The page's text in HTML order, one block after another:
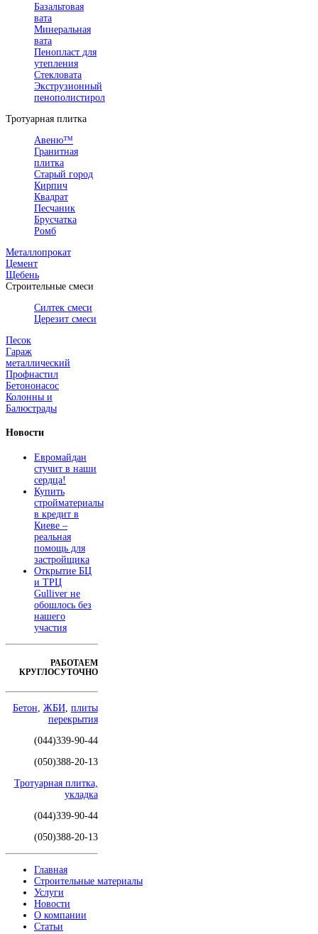
Базальтовая
вата
Минеральная
вата
Пенопласт для
утепления
Стекловата
Экструзионный
пенополистирол
Тротуарная плитка
Авеню™
Гранитная
плитка
Старый город
Кирпич
Квадрат
Песчаник
Брусчатка
Ромб
Металлопрокат
Цемент
Щебень
Строительные смеси
Силтек смеси
Церезит смеси
Песок
Гараж
металлический
Профнастил
Бетононасос
Колонны и
Балюстрады
Новости
Евромайдан
стучит в наши
сердца!
Купить
стройматериалы
в кредит в
Киеве –
реальная
помощь для
застройщика
Открытие БЦ
и ТРЦ
Gulliver не
обошлось без
нашего
участия
РАБОТАЕМ
КРУГЛОСУТОЧНО
Бетон ЖБИ, плиты
перекрытия
(044)339-90-44
(050)388-20-13
Тротуарная плитка,
укладка
(044)339-90-44
(050)388-20-13
Главная
Строительные материалы
Услуги
Новости
О компании
Статьи